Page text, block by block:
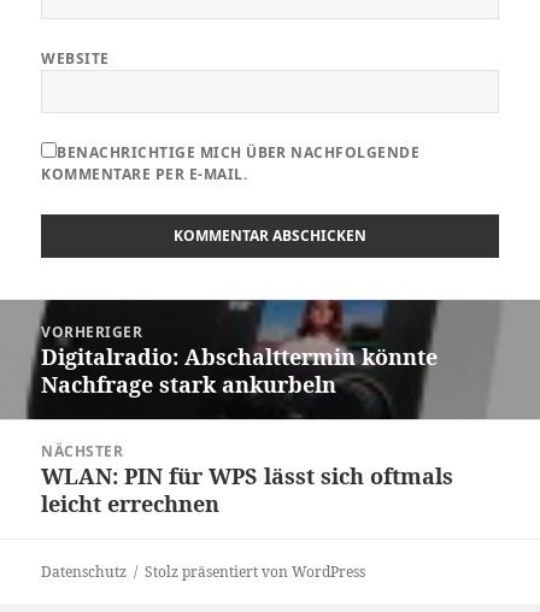
WEBSITE
BENACHRICHTIGE MICH ÜBER NACHFOLGENDE
KOMMENTARE PER E-MAIL.
Beitragsnavigation
VORHERIGER
Vorheriger
Beitrag:
Digitalradio: Abschalttermin könnte
Nachfrage stark ankurbeln
NÄCHSTER
Nächster
Beitrag:
WLAN: PIN für WPS lässt sich oftmals
leicht errechnen
Datenschutz Stolz präsentiert von WordPress